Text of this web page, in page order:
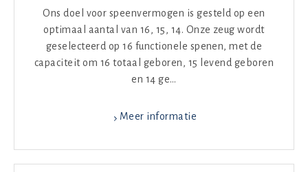
Ons doel voor speenvermogen is gesteld op een
optimaal aantal van 16, 15, 14. Onze zeug wordt
geselecteerd op 16 functionele spenen, met de
capaciteit om 16 totaal geboren, 15 levend geboren
en 14 ge…
Meer informatie